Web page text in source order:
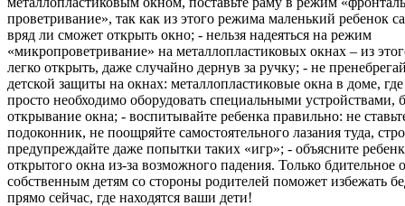
проветривание», так как из этого режима маленький ребенок
вряд ли сможет открыть окно; - нельзя надеяться на режим
«микропроветривание» на металлопластиковых окнах – из
легко открыть, даже случайно дернув за ручку; - не
детской защиты на окнах: металлопластиковые окна в доме, где
просто необходимо оборудовать специальными
открывание окна; - воспитывайте ребенка правильно: не
подоконник, не поощряйте самостоятельного лазания туда,
предупреждайте даже попытки таких «игр»; - объясните
открытого окна из-за возможного падения. Только бдительное
собственным детям со стороны родителей поможет избежать
прямо сейчас, где находятся ваши дети!